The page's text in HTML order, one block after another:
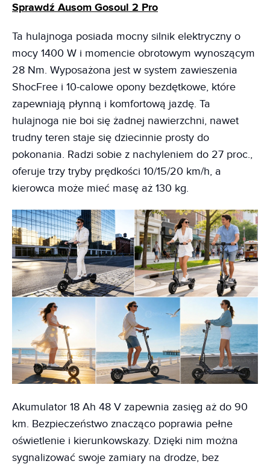
Sprawdź Ausom Gosoul 2 Pro
Ta hulajnoga posiada mocny silnik elektryczny o
mocy 1400 W i momencie obrotowym wynoszącym
28 Nm. Wyposażona jest w system zawieszenia
ShocFree i 10-calowe opony bezdętkowe, które
zapewniają płynną i komfortową jazdę. Ta
hulajnoga nie boi się żadnej nawierzchni, nawet
trudny teren staje się dziecinnie prosty do
pokonania. Radzi sobie z nachyleniem do 27 proc.,
oferuje trzy tryby prędkości 10/15/20 km/h, a
kierowca może mieć masę aż 130 kg.
Akumulator 18 Ah 48 V zapewnia zasięg aż do 90
km. Bezpieczeństwo znacząco poprawia pełne
oświetlenie i kierunkowskazy. Dzięki nim można
sygnalizować swoje zamiary na drodze, bez